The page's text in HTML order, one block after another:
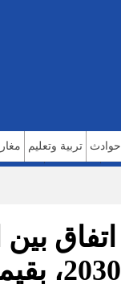
حوادث تربية وتعليم